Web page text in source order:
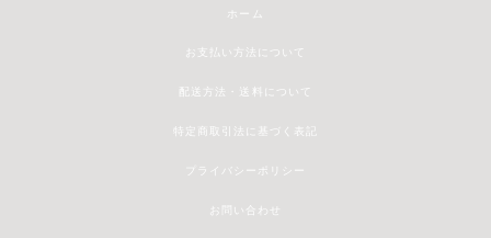
ホーム
お支払い方法について
配送方法・送料について
特定商取引法に基づく表記
プライバシーポリシー
お問い合わせ